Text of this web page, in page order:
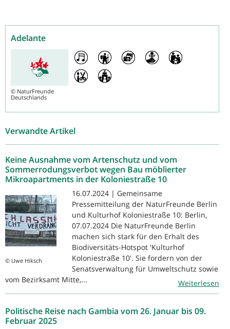
Adelante
© NaturFreunde
Deutschlands
Verwandte Artikel
Keine Ausnahme vom Artenschutz und vom
Sommerrodungsverbot wegen Bau möblierter
Mikroapartments in der Koloniestraße 10
© Uwe Hiksch
16.07.2024 | Gemeinsame
Pressemitteilung der NaturFreunde Berlin
und Kulturhof Koloniestraße 10: Berlin,
07.07.2024 Die NaturFreunde Berlin
machen sich stark für den Erhalt des
Biodiversitäts-Hotspot 'Kulturhof
Koloniestraße 10'. Sie fordern von der
Senatsverwaltung für Umweltschutz sowie
vom Bezirksamt Mitte,...
Weiterlesen
Politische Reise nach Gambia vom 26. Januar bis 09.
Februar 2025